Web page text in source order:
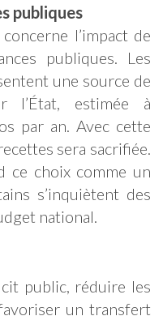
publiques
l’impact de
publiques. Les
une source de
l’État, estimée à
par an. Avec cette
sera sacrifiée.
ce choix comme un
s’inquiètent des
national.
public, réduire les
un transfert